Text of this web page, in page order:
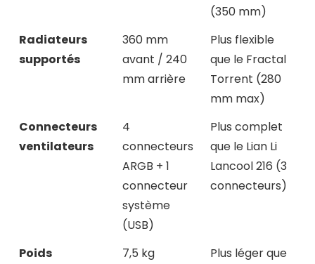
(350 mm)
Radiateurs
supportés
360 mm
avant / 240
mm arrière
Plus flexible
que le Fractal
Torrent (280
mm max)
Connecteurs
ventilateurs
4
connecteurs
ARGB + 1
connecteur
système
(USB)
Plus complet
que le Lian Li
Lancool 216 (3
connecteurs)
Poids 7,5 kg
Plus léger que